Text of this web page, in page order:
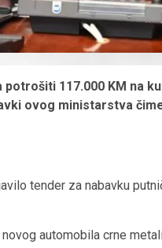
117.000 KM na
ovog ministarstva
tender za nabavku
automobila crne